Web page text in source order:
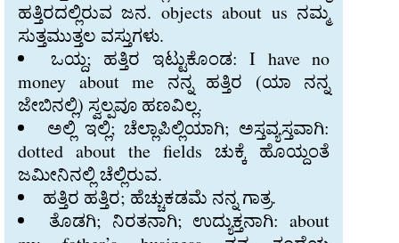
ಹತ್ತಿರದಲ್ಲಿರುವ ಜನ. objects about us ನಮ್ಮ
ಸುತ್ತಮುತ್ತಲ ವಸ್ತುಗಳು.
ಒಯ್ದ; ಹತ್ತಿರ ಇಟ್ಟುಕೊಂಡ: I have no
money about me ನನ್ನ ಹತ್ತಿರ (ಯಾ ನನ್ನ
ಜೇಬಿನಲ್ಲಿ) ಸ್ವಲ್ಪವೂ ಹಣವಿಲ್ಲ.
ಅಲ್ಲಿ ಇಲ್ಲಿ; ಚೆಲ್ಲಾಪಿಲ್ಲಿಯಾಗಿ; ಅಸ್ತವ್ಯಸ್ತವಾಗಿ:
dotted about the fields ಚುಕ್ಕೆ ಹೊಯ್ದಂತೆ
ಜಮೀನಿನಲ್ಲಿ ಚೆಲ್ಲಿರುವ.
ಹತ್ತಿರ ಹತ್ತಿರ; ಹೆಚ್ಚುಕಡಮೆ ನನ್ನ ಗಾತ್ರ.
ತೊಡಗಿ; ನಿರತನಾಗಿ; ಉದ್ಯುಕ್ತನಾಗಿ: about